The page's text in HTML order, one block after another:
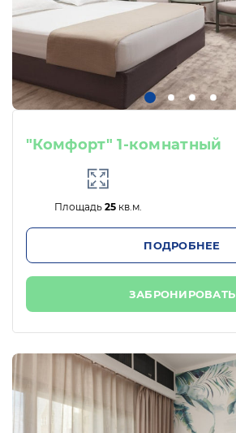
"Комфорт" 1-комнатный
Площадь 25кв.м.
ПОДРОБНЕЕ
ЗАБРОНИРОВАТЬ